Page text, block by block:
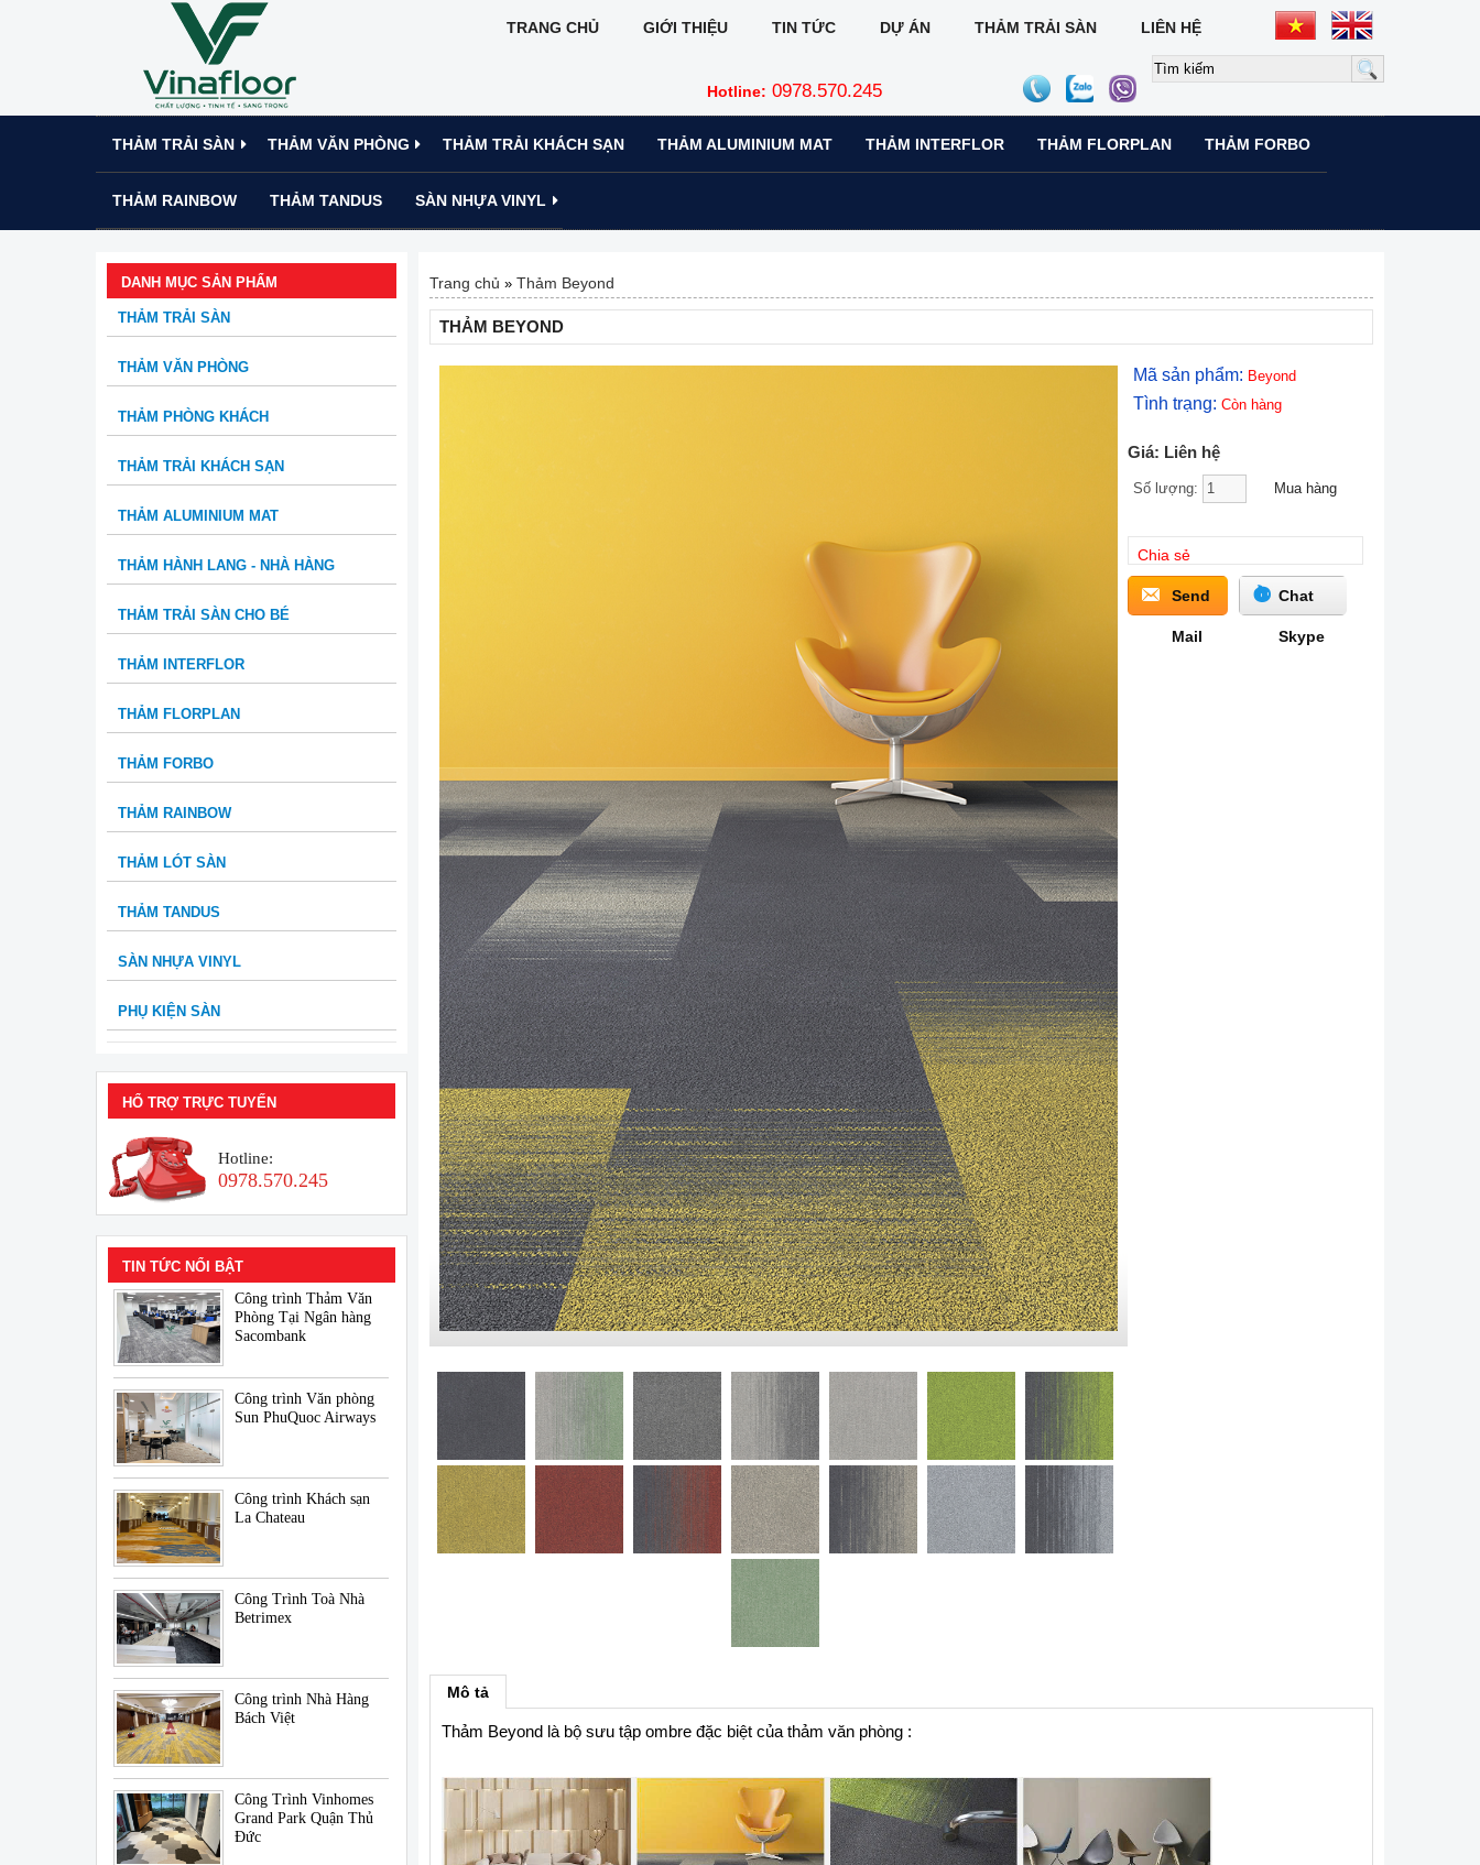
TRANG CHỦ GIỚI THIỆU TIN TỨC DỰ ÁN THẢM TRẢI SÀN LIÊN HỆ
Hotline: 0978.570.245
THẢM TRẢI SÀN THẢM VĂN PHÒNG THẢM TRẢI KHÁCH SẠN THẢM ALUMINIUM MAT THẢM INTERFLOR THẢM FLORPLAN THẢM FORBO
THẢM RAINBOW THẢM TANDUS SÀN NHỰA VINYL
Trang chủ » Thảm Beyond
THẢM BEYOND
Mã sản phẩm: Beyond
Tình trạng: Còn hàng
Giá: Liên hệ
Số lượng:
Chia sẻ
Send
Mail
Chat
Skype
Mô tả
Thảm Beyond là bộ sưu tập ombre đặc biệt của thảm văn phòng :
DANH MỤC SẢN PHẨM
THẢM TRẢI SÀN
THẢM VĂN PHÒNG
THẢM PHÒNG KHÁCH
THẢM TRẢI KHÁCH SẠN
THẢM ALUMINIUM MAT
THẢM HÀNH LANG - NHÀ HÀNG
THẢM TRẢI SÀN CHO BÉ
THẢM INTERFLOR
THẢM FLORPLAN
THẢM FORBO
THẢM RAINBOW
THẢM LÓT SÀN
THẢM TANDUS
SÀN NHỰA VINYL
PHỤ KIỆN SÀN
HỔ TRỢ TRỰC TUYẾN
Hotline:
0978.570.245
TIN TỨC NỔI BẬT
Công trình Thảm Văn
Phòng Tại Ngân hàng
Sacombank
Công trình Văn phòng
Sun PhuQuoc Airways
Công trình Khách sạn
La Chateau
Công Trình Toà Nhà
Betrimex
Công trình Nhà Hàng
Bách Việt
Công Trình Vinhomes
Grand Park Quận Thủ
Đức